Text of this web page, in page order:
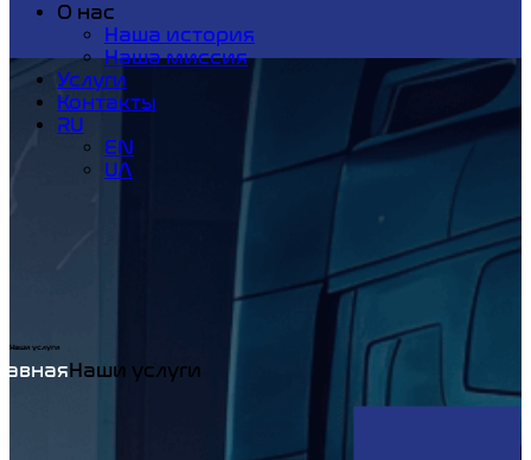
О нас
Наша история
Наша миссия
Услуги
Контакты
RU
EN
UA
Наши услуги
HomeНаши услуги